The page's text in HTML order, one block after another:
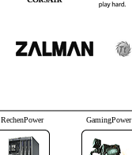
RechenPower GamingPower